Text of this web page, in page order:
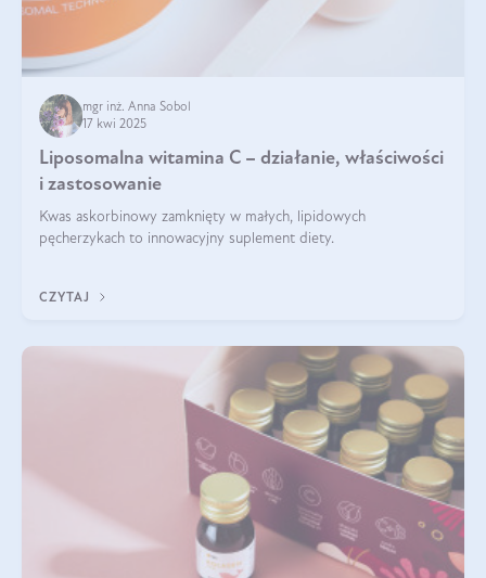
mgr inż. Anna Sobol
17 kwi 2025
Liposomalna witamina C – działanie, właściwości
i zastosowanie
Kwas askorbinowy zamknięty w małych, lipidowych
pęcherzykach to innowacyjny suplement diety.
CZYTAJ